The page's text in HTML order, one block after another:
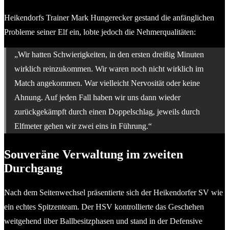
Heikendorfs Trainer Mark Hungerecker gestand die anfänglichen
Probleme seiner Elf ein, lobte jedoch die Nehmerqualitäten:
„Wir hatten Schwierigkeiten, in den ersten dreißig Minuten
wirklich reinzukommen. Wir waren noch nicht wirklich im
Match angekommen. War vielleicht Nervosität oder keine
Ahnung. Auf jeden Fall haben wir uns dann wieder
zurückgekämpft durch einen Doppelschlag, jeweils durch
Elfmeter gehen wir zwei eins in Führung.“
Souveräne Verwaltung im zweiten
Durchgang
Nach dem Seitenwechsel präsentierte sich der Heikendorfer SV wie
ein echtes Spitzenteam. Der HSV kontrollierte das Geschehen
weitgehend über Ballbesitzphasen und stand in der Defensive